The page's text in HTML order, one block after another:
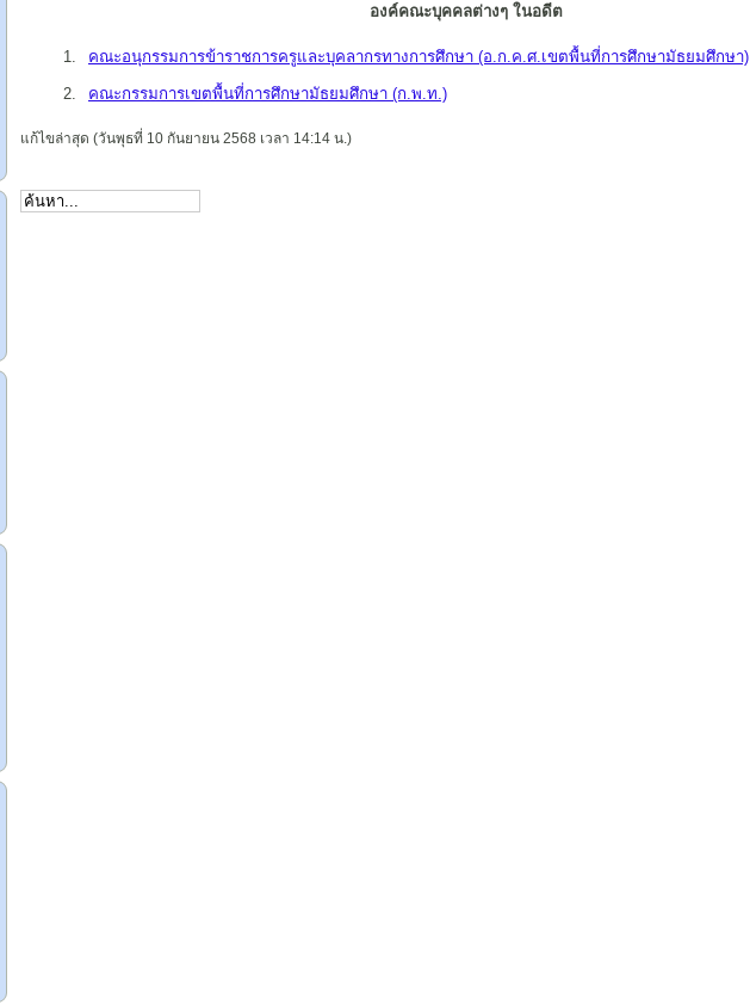
องค์คณะบุคคลต่างๆ ในอดีต
1. คณะอนุกรรมการข้าราชการครูและบุคลากรทางการศึกษา (อ.ก.ค.ศ.เขตพื้นที่การศึกษามัธยมศึกษา)
2. คณะกรรมการเขตพื้นที่การศึกษามัธยมศึกษา (ก.พ.ท.)
แก้ไขล่าสุด (วันพุธที่ 10 กันยายน 2568 เวลา 14:14 น.)